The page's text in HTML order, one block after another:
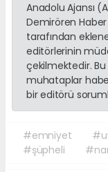
Anadolu Ajansı
Demirören
tarafından
editörlerinin
çekilmektedir.
muhataplar
bir editörü
#emniyet
#şüpheli